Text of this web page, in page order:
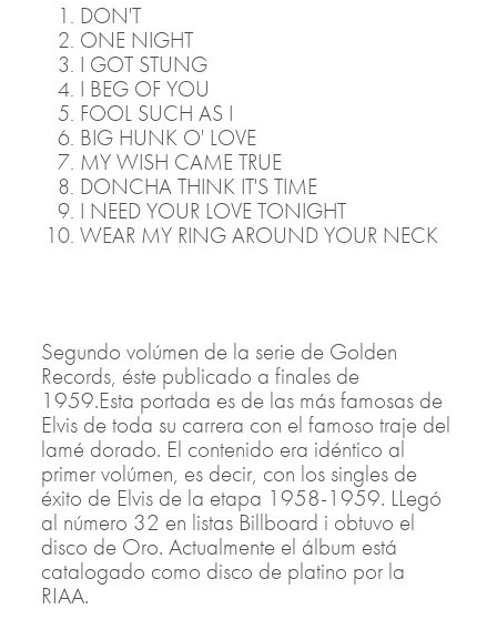
DON'T
ONE NIGHT
I GOT STUNG
I BEG OF YOU
FOOL SUCH AS I
BIG HUNK O' LOVE
MY WISH CAME TRUE
DONCHA THINK IT'S TIME
I NEED YOUR LOVE TONIGHT
WEAR MY RING AROUND YOUR NECK
Segundo volúmen de la serie de Golden
Records, éste publicado a finales de
1959.Esta portada es de las más famosas de
Elvis de toda su carrera con el famoso traje del
lamé dorado. El contenido era idéntico al
primer volúmen, es decir, con los singles de
éxito de Elvis de la etapa 1958-1959. LLegó
al número 32 en listas Billboard i obtuvo el
disco de Oro. Actualmente el álbum está
catalogado como disco de platino por la
RIAA.